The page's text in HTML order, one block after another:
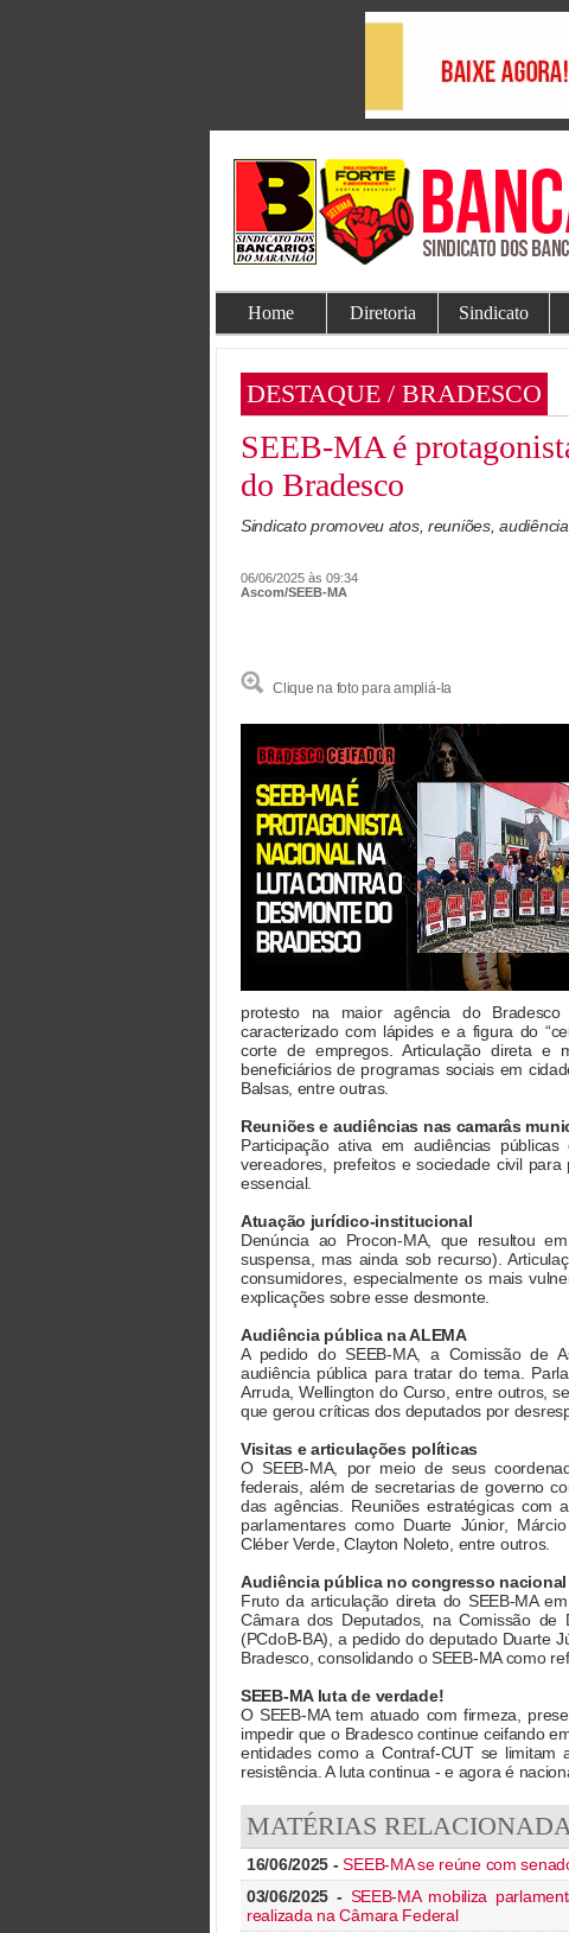
Home Diretoria Sindicato
DESTAQUE / BRADESCO
SEEB-MA é
do Bradesco
Sindicato promoveu atos, reuniões,
06/06/2025 às 09:34
Ascom/SEEB-MA
Clique na foto para ampliá-la
protesto na maior agência do
caracterizado com lápides e a figura do
corte de empregos. Articulação direta e
beneficiários de programas sociais em
Balsas, entre outras.
Reuniões e audiências nas camarâs
Participação ativa em audiências
vereadores, prefeitos e sociedade civil
essencial.
Atuação jurídico-institucional
Denúncia ao Procon-MA, que resultou
suspensa, mas ainda sob recurso).
consumidores, especialmente os mais
explicações sobre esse desmonte.
Audiência pública na ALEMA
A pedido do SEEB-MA, a Comissão de
audiência pública para tratar do tema.
Arruda, Wellington do Curso, entre outros,
que gerou críticas dos deputados por
Visitas e articulações políticas
O SEEB-MA, por meio de seus
federais, além de secretarias de governo
das agências. Reuniões estratégicas com
parlamentares como Duarte Júnior,
Cléber Verde, Clayton Noleto, entre outros.
Audiência pública no congresso nacional
Fruto da articulação direta do SEEB-MA
Câmara dos Deputados, na Comissão de
(PCdoB-BA), a pedido do deputado Duarte
Bradesco, consolidando o SEEB-MA como
SEEB-MA luta de verdade!
O SEEB-MA tem atuado com firmeza,
impedir que o Bradesco continue ceifando
entidades como a Contraf-CUT se
resistência. A luta continua - e agora é
MATÉRIAS
16/06/2025 -SEEB-MA se reúne com
03/06/2025 - SEEB-MA mobiliza
realizada na Câmara Federal